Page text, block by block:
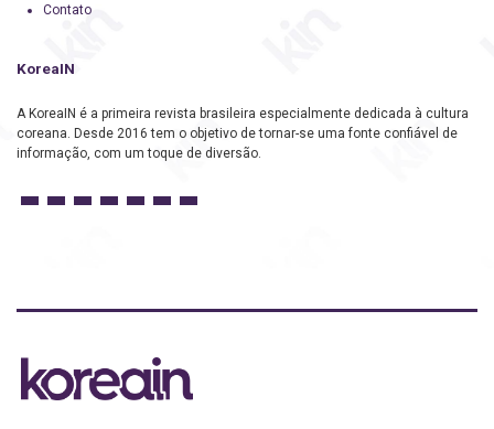
Contato
KoreaIN
A KoreaIN é a primeira revista brasileira especialmente dedicada à cultura
coreana. Desde 2016 tem o objetivo de tornar-se uma fonte confiável de
informação, com um toque de diversão.